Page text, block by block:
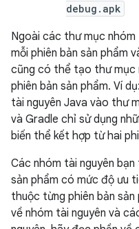
debug.apk
Ngoài các thư mục
mỗi phiên bản sản phẩm
cũng có thể tạo thư mục
phiên bản sản phẩm. Ví
tài nguyên Java vào thư
và Gradle chỉ sử dụng
biến thể kết hợp từ hai
Các nhóm tài nguyên
sản phẩm có mức độ ưu
thuộc từng phiên bản
về nhóm tài nguyên và